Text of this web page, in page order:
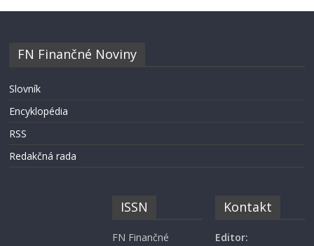
FN Finančné Noviny
Slovník
Encyklopédia
RSS
Redakčná rada
ISSN
FN Finančné
Kontakt
Editor: